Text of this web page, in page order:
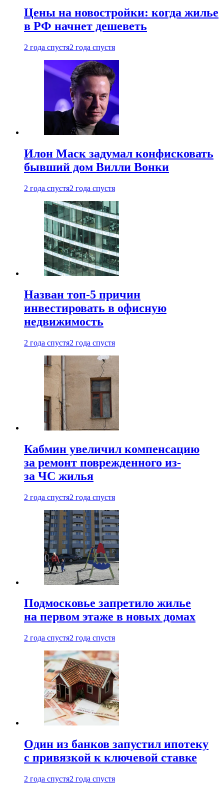
Цены на новостройки: когда жилье
в РФ начнет дешеветь
2 года спустя2 года спустя
Илон Маск задумал конфисковать
бывший дом Вилли Вонки
2 года спустя2 года спустя
Назван топ-5 причин
инвестировать в офисную
недвижимость
2 года спустя2 года спустя
Кабмин увеличил компенсацию
за ремонт поврежденного из-
за ЧС жилья
2 года спустя2 года спустя
Подмосковье запретило жилье
на первом этаже в новых домах
2 года спустя2 года спустя
Один из банков запустил ипотеку
с привязкой к ключевой ставке
2 года спустя2 года спустя